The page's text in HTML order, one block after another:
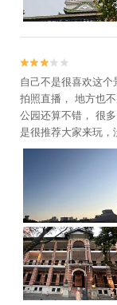


自己不是很喜欢这
拍照直播， 地方也
公园还算不错， 很
是很推荐大家来玩，